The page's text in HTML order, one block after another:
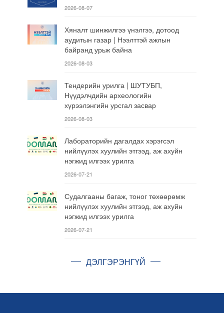
2026-08-07
Хяналт шинжилгээ үнэлгээ, дотоод
аудитын газар | Нээлттэй ажлын
байранд урьж байна
2026-08-03
Тендерийн урилга | ШУТУБП,
Нүүдэлчдийн археологийн
хүрээлэнгийн урсгал засвар
2026-08-03
Лабораторийн дагалдах хэрэгсэл
нийлүүлэх хуулийн этгээд, аж ахуйн
нэгжид илгээх урилга
2026-07-21
Судалгааны багаж, тоног төхөөрөмж
нийлүүлэх хуулийн этгээд, аж ахуйн
нэгжид илгээх урилга
2026-07-21
ДЭЛГЭРЭНГҮЙ